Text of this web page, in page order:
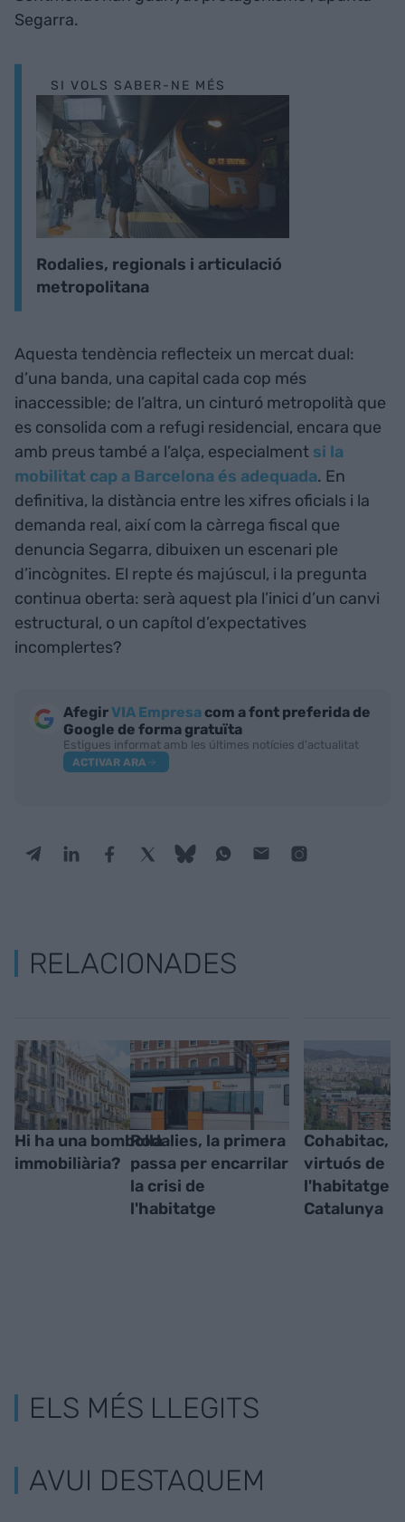
Segarra.
SI VOLS SABER-NE MÉS
Rodalies, regionals i articulació
metropolitana
Aquesta tendència reflecteix un mercat dual:
d’una banda, una capital cada cop més
inaccessible; de l’altra, un cinturó metropolità que
es consolida com a refugi residencial, encara que
amb preus també a l’alça, especialment si la
mobilitat cap a Barcelona és adequada. En
definitiva, la distància entre les xifres oficials i la
demanda real, així com la càrrega fiscal que
denuncia Segarra, dibuixen un escenari ple
d’incògnites. El repte és majúscul, i la pregunta
continua oberta: serà aquest pla l’inici d’un canvi
estructural, o un capítol d’expectatives
incomplertes?
AfegirVIA Empresa com a font preferida de
Google de forma gratuïta
Estigues informat amb les últimes notícies d'actualitat
ACTIVAR ARA
RELACIONADES
Hi ha una bombolla
immobiliària?
Rodalies, la primera
passa per encarrilar
la crisi de
l'habitatge
Cohabitac,
virtuós de
l'habitatge
Catalunya
ELS MÉS LLEGITS
AVUI DESTAQUEM